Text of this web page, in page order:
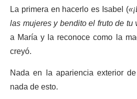
La primera en hacerlo es Isabel (
las mujeres y bendito el fruto de tu
a María y la reconoce como la
creyó.
Nada en la apariencia exterior
nada de esto.